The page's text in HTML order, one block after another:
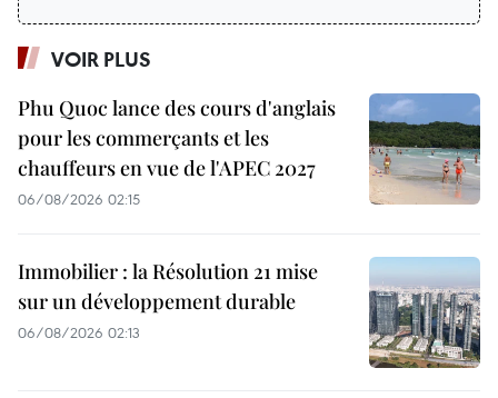
VOIR PLUS
Phu Quoc lance des cours d'anglais
pour les commerçants et les
chauffeurs en vue de l'APEC 2027
06/08/2026 02:15
Immobilier : la Résolution 21 mise
sur un développement durable
06/08/2026 02:13